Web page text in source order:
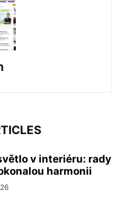
v interiéru: rady
harmonii